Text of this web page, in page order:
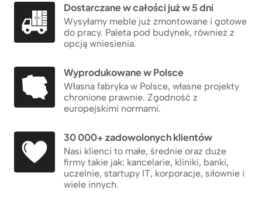
Dostarczane w całości już w 5 dni
Wysyłamy meble już zmontowane i gotowe
do pracy. Paleta pod budynek, również z
opcją wniesienia.
Wyprodukowane w Polsce
Własna fabryka w Polsce, własne projekty
chronione prawnie. Zgodność z
europejskimi normami.
30 000+ zadowolonych klientów
Nasi klienci to małe, średnie oraz duże
firmy takie jak: kancelarie, kliniki, banki,
uczelnie, startupy IT, korporacje, siłownie i
wiele innych.